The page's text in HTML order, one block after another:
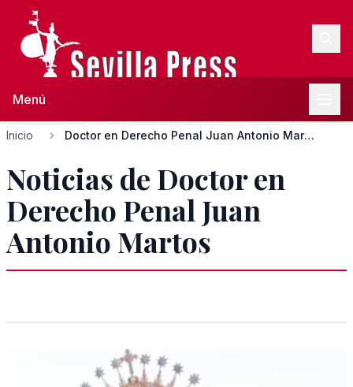
Menú
Inicio Doctor en Derecho Penal Juan Antonio Martos
Noticias de Doctor en
Derecho Penal Juan
Antonio Martos